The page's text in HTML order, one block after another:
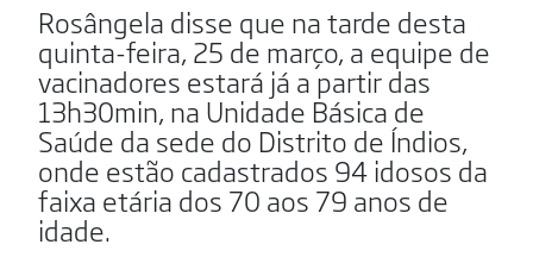
Rosângela disse que na tarde desta
quinta-feira, 25 de março, a equipe de
vacinadores estará já a partir das
13h30min, na Unidade Básica de
Saúde da sede do Distrito de Índios,
onde estão cadastrados 94 idosos da
faixa etária dos 70 aos 79 anos de
idade.